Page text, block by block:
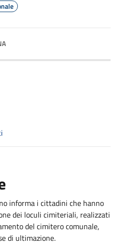
informa i cittadini che hanno
dei loculi cimiteriali, realizzati
del cimitero comunale,
di ultimazione.